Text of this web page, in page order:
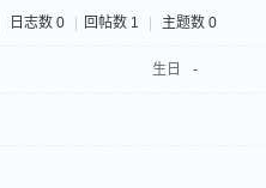
日志数 0 回帖数 1 主题数 0
生日 -